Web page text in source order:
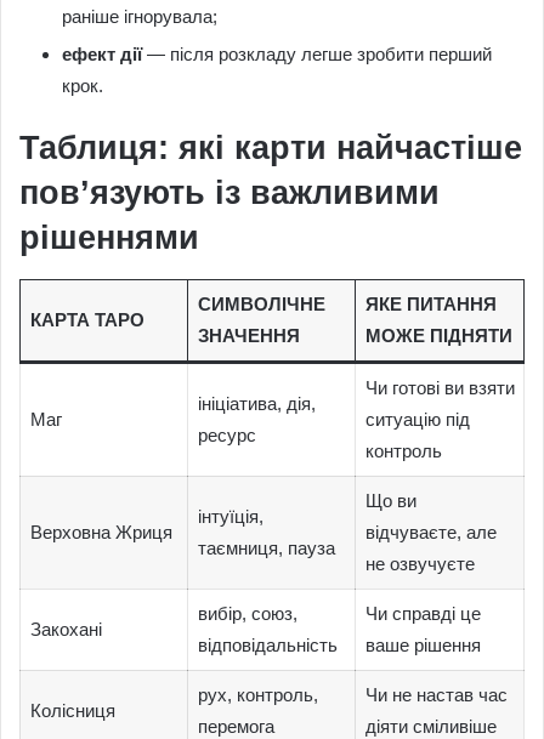
раніше ігнорувала;
ефект дії— після розкладу легше зробити перший
крок.
Таблиця: які карти найчастіше
пов’язують із важливими
рішеннями
КАРТА ТАРО
СИМВОЛІЧНЕ
ЗНАЧЕННЯ
ЯКЕ ПИТАННЯ
МОЖЕ ПІДНЯТИ
Маг
ініціатива, дія,
ресурс
Чи готові ви взяти
ситуацію під
контроль
Верховна Жриця
інтуїція,
таємниця, пауза
Що ви
відчуваєте, але
не озвучуєте
Закохані
вибір, союз,
відповідальність
Чи справді це
ваше рішення
Колісниця
рух, контроль,
перемога
Чи не настав час
діяти сміливіше